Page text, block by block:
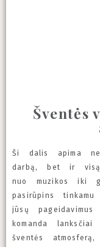
Šventės
Ši dalis apima
darbą, bet ir visą
nuo muzikos iki
pasirūpins
jūsų
komanda
šventės